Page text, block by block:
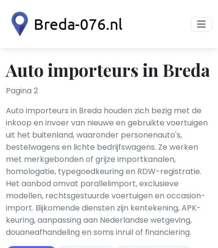
Auto importeurs in Breda
Pagina 2
Auto importeurs in Breda houden zich bezig met de
inkoop en invoer van nieuwe en gebruikte voertuigen
uit het buitenland, waaronder personenauto's,
bestelwagens en lichte bedrijfswagens. Ze werken
met merkgebonden of grijze importkanalen,
homologatie, typegoedkeuring en RDW-registratie.
Het aanbod omvat parallelimport, exclusieve
modellen, rechtsgestuurde voertuigen en occasion-
import. Bijkomende diensten zijn kentekening, APK-
keuring, aanpassing aan Nederlandse wetgeving,
douaneafhandeling en soms inruil of financiering.